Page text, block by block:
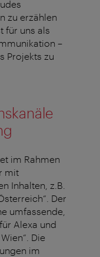
zu erzählen
für uns als
–
Projekts zu
im Rahmen
mit
Inhalten, z.B.
Der
umfassende,
Alexa und
Die
im